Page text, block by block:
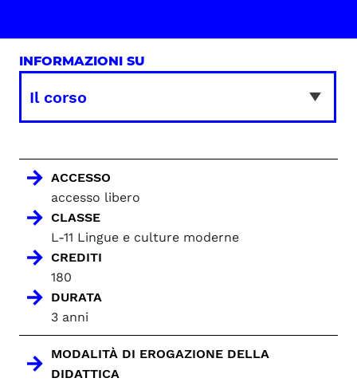
INFORMAZIONI SU
ACCESSO
accesso libero
CLASSE
L-11 Lingue e culture moderne
CREDITI
180
DURATA
3 anni
MODALITÀ DI EROGAZIONE DELLA
DIDATTICA